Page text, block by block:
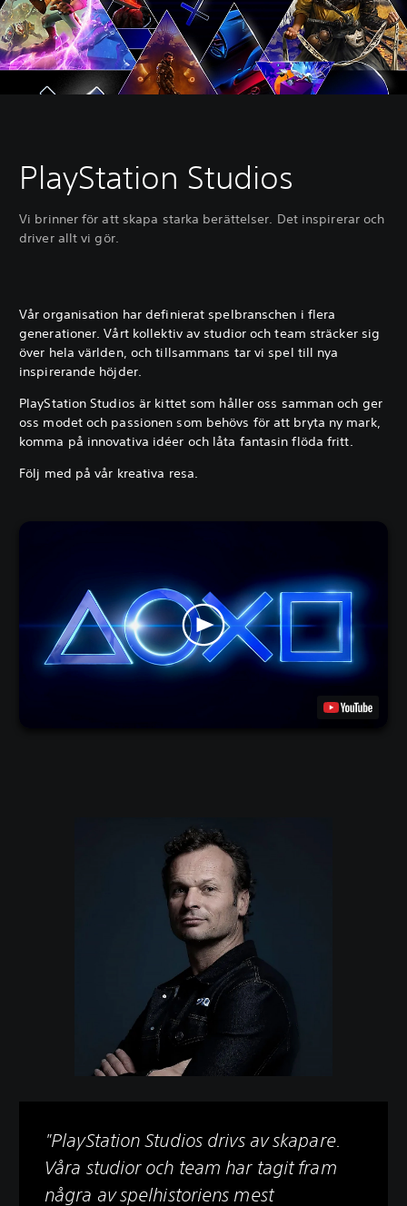
PlayStation Studios
Vi brinner för att skapa starka berättelser. Det inspirerar och
driver allt vi gör.
Vår organisation har definierat spelbranschen i flera
generationer. Vårt kollektiv av studior och team sträcker sig
över hela världen, och tillsammans tar vi spel till nya
inspirerande höjder.
PlayStation Studios är kittet som håller oss samman och ger
oss modet och passionen som behövs för att bryta ny mark,
komma på innovativa idéer och låta fantasin flöda fritt.
Följ med på vår kreativa resa.
"PlayStation Studios drivs av skapare.
Våra studior och team har tagit fram
några av spelhistoriens mest